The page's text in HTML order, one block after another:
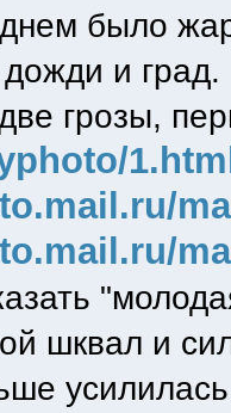
было
и
грозы,
шквал и